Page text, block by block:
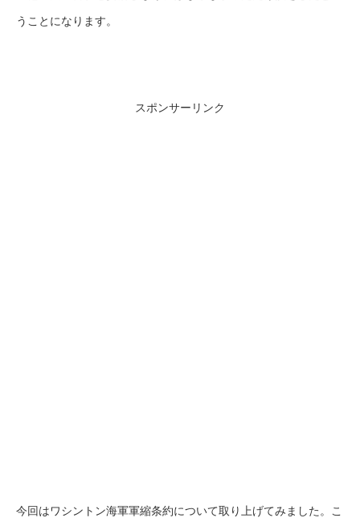
うことになります。
スポンサーリンク
今回はワシントン海軍軍縮条約について取り上げてみました。こ